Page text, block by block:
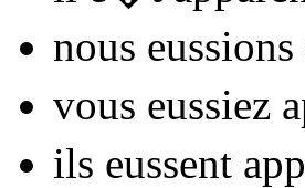
nous
vous eussiez
ils eussent